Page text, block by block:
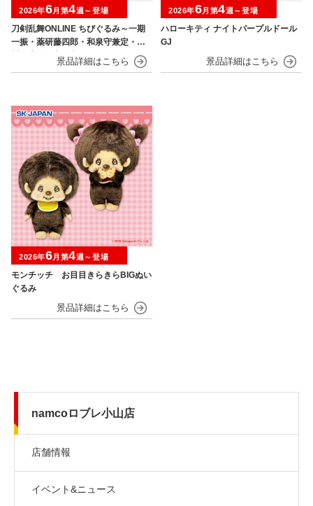
刀剣乱舞ONLINE ちびぐるみ～一期
一振・薬研藤四郎・和泉守兼定・堀
川国広・鶴丸国永～
2026年6月第4週～登場
ハローキティ ナイトパープルドール
GJ
2026年6月第4週～登場
モンチッチ お目目きらきらBIGぬい
ぐるみ
2026年6月第4週～登場
namcoロブレ小山店
店舗情報
イベント&ニュース